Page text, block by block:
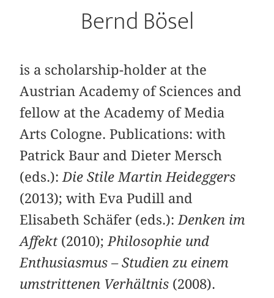
Bernd Bösel
is a scholarship-holder at the
Austrian Academy of Sciences and
fellow at the Academy of Media
Arts Cologne. Publications: with
Patrick Baur and Dieter Mersch
(eds.): Die Stile Martin Heideggers
(2013); with Eva Pudill and
Elisabeth Schäfer (eds.): Denken im
Affekt (2010); Philosophie und
Enthusiasmus – Studien zu einem
umstrittenen Verhältnis (2008).